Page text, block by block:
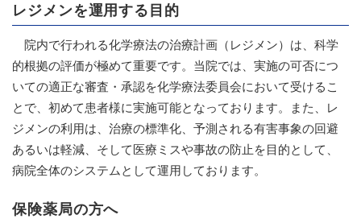
レジメンを運用する目的
院内で行われる化学療法の治療計画（レジメン）は、科学
的根拠の評価が極めて重要です。当院では、実施の可否につ
いての適正な審査・承認を化学療法委員会において受けるこ
とで、初めて患者様に実施可能となっております。また、レ
ジメンの利用は、治療の標準化、予測される有害事象の回避
あるいは軽減、そして医療ミスや事故の防止を目的として、
病院全体のシステムとして運用しております。
保険薬局の方へ